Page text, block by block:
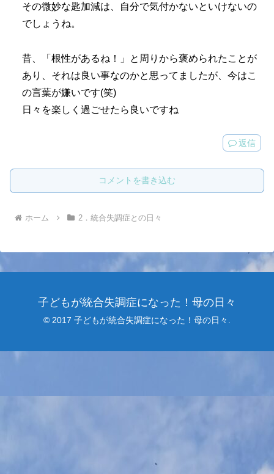
その微妙な匙加減は、自分で気付かないといけないの
でしょうね。
昔、「根性があるね！」と周りから褒められたことが
あり、それは良い事なのかと思ってましたが、今はこ
の言葉が嫌いです(笑)
日々を楽しく過ごせたら良いですね
返信
コメントを書き込む
ホーム 2．統合失調症との日々
子どもが統合失調症になった！母の日々
© 2017 子どもが統合失調症になった！母の日々.